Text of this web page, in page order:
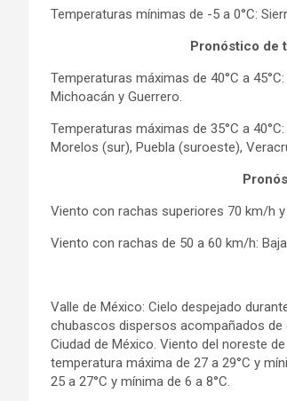
Temperaturas mínimas de -5 a 0°C:
Pronóstico de
Temperaturas máximas de 40°C a
Michoacán y Guerrero.
Temperaturas máximas de 35°C a
Morelos (sur), Puebla (suroeste),
Viento con rachas superiores 70 km/h
Viento con rachas de 50 a 60 km/h:
Valle de México: Cielo despejado
chubascos dispersos acompañados
Ciudad de México. Viento del noreste
temperatura máxima de 27 a 29°C y
25 a 27°C y mínima de 6 a 8°C.